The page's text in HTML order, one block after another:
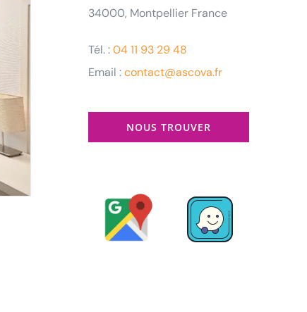
34000, Montpellier France
Tél. :04 11 93 29 48
Email :contact@ascova.fr
NOUS TROUVER